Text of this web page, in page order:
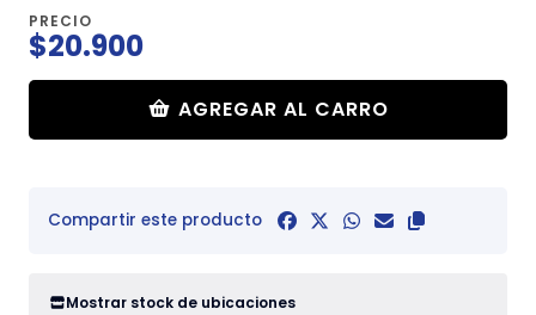
PRECIO
$20.900
AGREGAR AL CARRO
Compartir este producto
Mostrar stock de ubicaciones